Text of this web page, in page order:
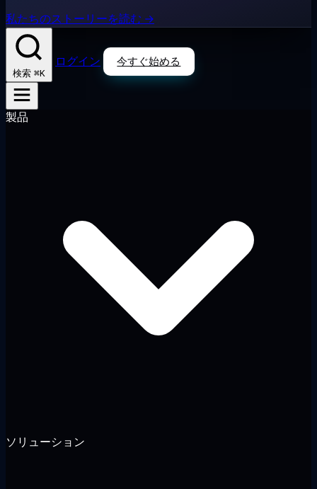
私たちのストーリーを読む →
検索 ⌘K
ログイン 今すぐ始める
製品
ソリューション